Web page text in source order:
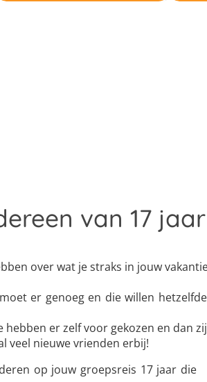
van 17 jaar
over wat je straks in jouw
er genoeg en die willen
er zelf voor gekozen en dan
veel nieuwe vrienden erbij!
op jouw groepsreis 17 jaar die